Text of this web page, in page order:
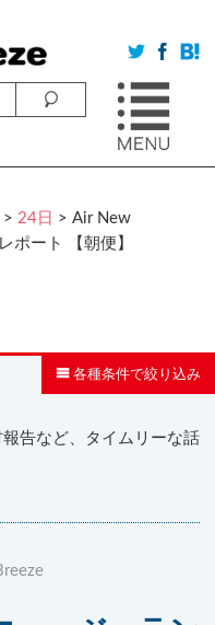
> 24日 > Air New
ポート 【朝便】
各種条件で絞り込み
告など、タイムリーな話